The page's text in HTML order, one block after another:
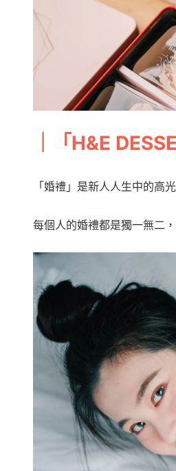
「H&E
「婚禮」是新人人生中的高
每個人的婚禮都是獨一無二